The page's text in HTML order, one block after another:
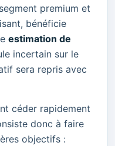
premium et
bénéficie
estimation de
incertain sur le
sera repris avec
céder rapidement
donc à faire
objectifs :